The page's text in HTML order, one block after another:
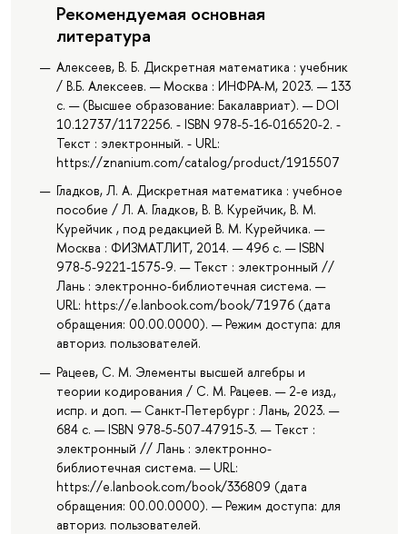
Рекомендуемая основная
литература
Алексеев, В. Б. Дискретная математика : учебник
/ В.Б. Алексеев. — Москва : ИНФРА-М, 2023. — 133
с. — (Высшее образование: Бакалавриат). — DOI
10.12737/1172256. - ISBN 978-5-16-016520-2. -
Текст : электронный. - URL:
https://znanium.com/catalog/product/1915507
Гладков, Л. А. Дискретная математика : учебное
пособие / Л. А. Гладков, В. В. Курейчик, В. М.
Курейчик , под редакцией В. М. Курейчика. —
Москва : ФИЗМАТЛИТ, 2014. — 496 с. — ISBN
978-5-9221-1575-9. — Текст : электронный //
Лань : электронно-библиотечная система. —
URL: https://e.lanbook.com/book/71976 (дата
обращения: 00.00.0000). — Режим доступа: для
авториз. пользователей.
Рацеев, С. М. Элементы высшей алгебры и
теории кодирования / С. М. Рацеев. — 2-е изд.,
испр. и доп. — Санкт-Петербург : Лань, 2023. —
684 с. — ISBN 978-5-507-47915-3. — Текст :
электронный // Лань : электронно-
библиотечная система. — URL:
https://e.lanbook.com/book/336809 (дата
обращения: 00.00.0000). — Режим доступа: для
авториз. пользователей.